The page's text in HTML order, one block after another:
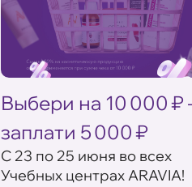
Выбери на 10 000
заплати 5 000 ₽
С 23 по 25 июня во всех
Учебных центрах ARAVIA!